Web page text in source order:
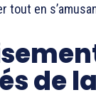
tout en
de